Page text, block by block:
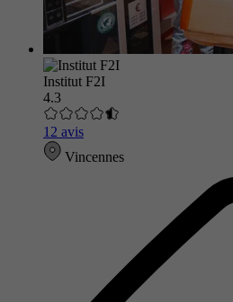
Institut F2I
4.3
12 avis
Vincennes